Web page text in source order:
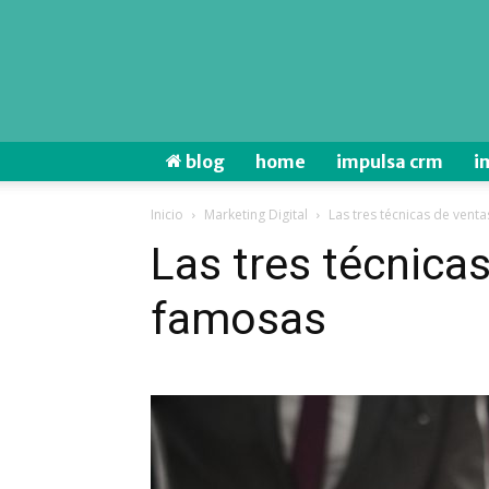
blog home impulsa crm
Inicio Marketing Digital Las tres técnicas de
Las tres
famosas